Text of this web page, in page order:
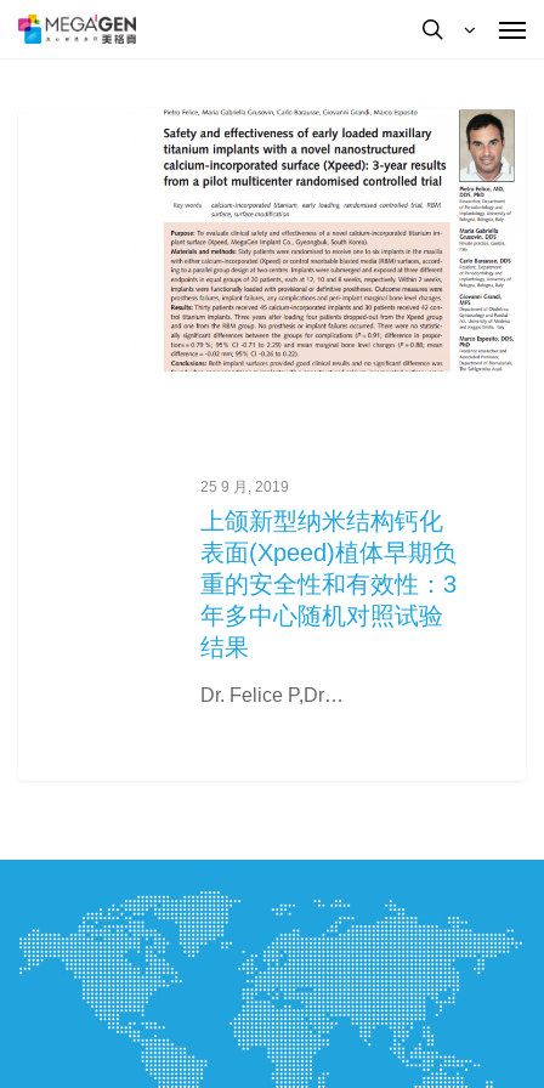
按Enter键进行搜索或按ESC键关闭
25 9 月, 2019
上颌新型纳米结构钙化
表面(Xpeed)植体早期负
重的安全性和有效性：3
年多中心随机对照试验
结果
Dr. Felice P,Dr…